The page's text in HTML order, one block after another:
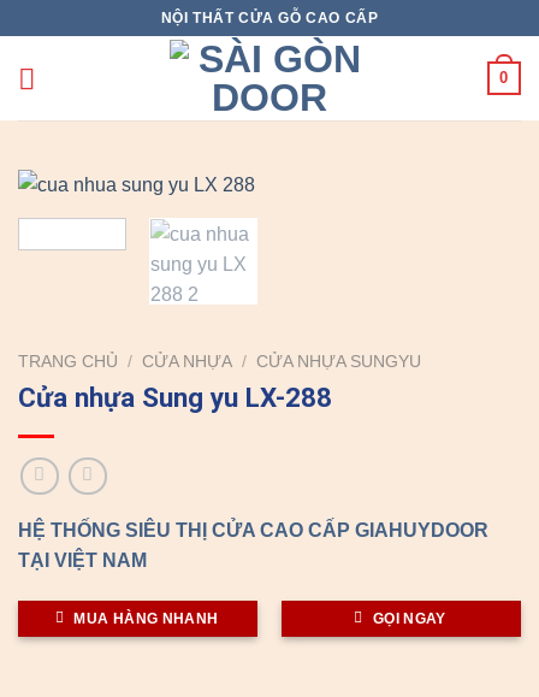
content
NỘI THẤT CỬA GỖ CAO CẤP
0
TRANG CHỦ / CỬA NHỰA / CỬA NHỰA SUNGYU
Cửa nhựa Sung yu LX-288
HỆ THỐNG SIÊU THỊ CỬA CAO CẤP GIAHUYDOOR
TẠI VIỆT NAM
MUA HÀNG NHANH GỌI NGAY